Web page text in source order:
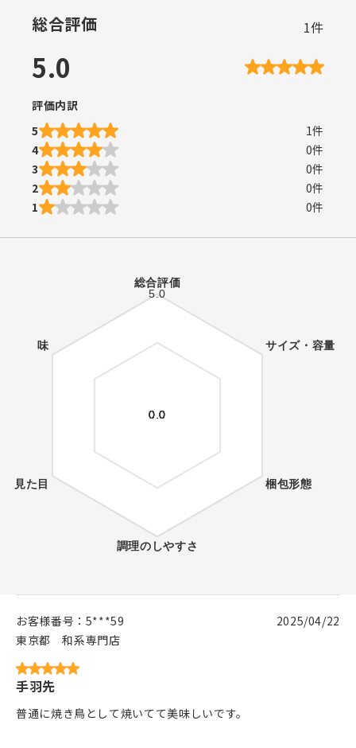
総合評価 1件
5.0
評価内訳
5
1件
4
0件
3
0件
2
0件
1
0件
お客様番号： 5***59
東京都
和系専門店
2025/04/22
手羽先
普通に焼き鳥として焼いてて美味しいです。